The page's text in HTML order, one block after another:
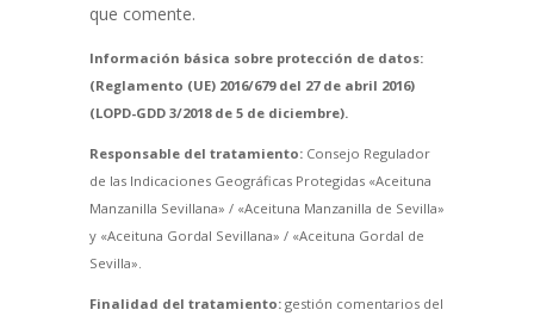
que comente.
Información básica sobre protección de datos:
(Reglamento (UE) 2016/679 del 27 de abril 2016)
(LOPD-GDD 3/2018 de 5 de diciembre).
Responsable del tratamiento:Consejo Regulador
de las Indicaciones Geográficas Protegidas «Aceituna
Manzanilla Sevillana» / «Aceituna Manzanilla de Sevilla»
y «Aceituna Gordal Sevillana» / «Aceituna Gordal de
Sevilla».
Finalidad del tratamiento:gestión comentarios del